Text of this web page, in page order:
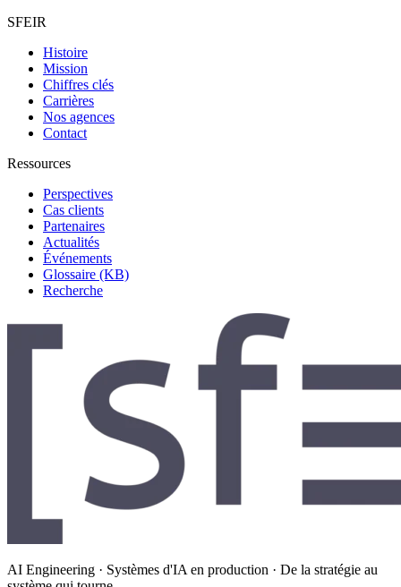
SFEIR
Histoire
Mission
Chiffres clés
Carrières
Nos agences
Contact
Ressources
Perspectives
Cas clients
Partenaires
Actualités
Événements
Glossaire (KB)
Recherche
AI Engineering · Systèmes d'IA en production · De la stratégie au